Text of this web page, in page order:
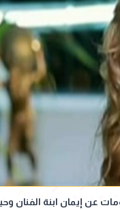
عن إيمان ابنة الفنان